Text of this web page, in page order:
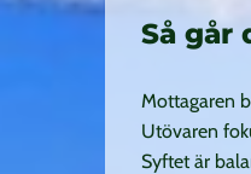
Så går
Mottagaren
Utövaren
Syftet är